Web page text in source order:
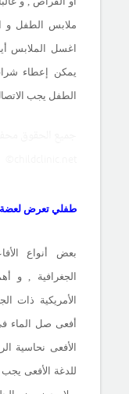
ملابس الطفل و
اغسل الملابس
يمكن إعطاء
الطفل يجب
طفلي تعرض لعضة
بعض أنواع
الجغرافية , و
الأمريكية ذات
أفعى صل الماء
الأفعى نحاسية
للدغة الأفعى